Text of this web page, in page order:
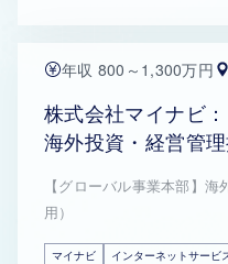
年収 800～1,300万円
株式会社マイナビ
海外投資・経営管
【グローバル事業本部】
用）
マイナビ
インターネットサービ